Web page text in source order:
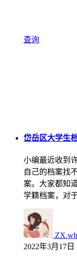
查询
岱岳区大学生
小编最近收到
自己的档案找
案。大家都知
学籍档案，对
ZX.wh
2022年3月17日